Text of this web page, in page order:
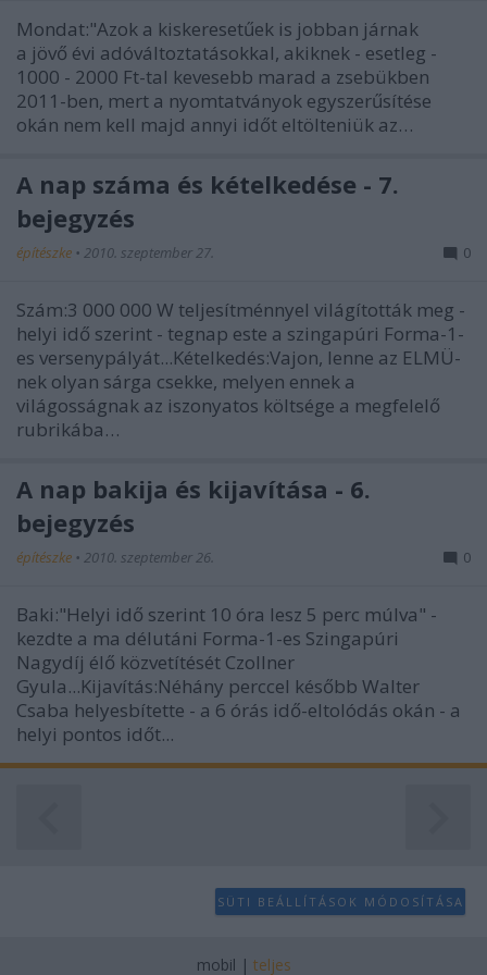
Mondat:"Azok a kiskeresetűek is jobban járnak
a jövő évi adóváltoztatásokkal, akiknek - esetleg -
1000 - 2000 Ft-tal kevesebb marad a zsebükben
2011-ben, mert a nyomtatványok egyszerűsítése
okán nem kell majd annyi időt eltölteniük az…
A nap száma és kételkedése - 7.
bejegyzés
építészke • 2010. szeptember 27. 0
Szám:3 000 000 W teljesítménnyel világították meg -
helyi idő szerint - tegnap este a szingapúri Forma-1-
es versenypályát...Kételkedés:Vajon, lenne az ELMÜ-
nek olyan sárga csekke, melyen ennek a
világosságnak az iszonyatos költsége a megfelelő
rubrikába…
A nap bakija és kijavítása - 6.
bejegyzés
építészke • 2010. szeptember 26. 0
Baki:"Helyi idő szerint 10 óra lesz 5 perc múlva" -
kezdte a ma délutáni Forma-1-es Szingapúri
Nagydíj élő közvetítését Czollner
Gyula...Kijavítás:Néhány perccel később Walter
Csaba helyesbítette - a 6 órás idő-eltolódás okán - a
helyi pontos időt...
SÜTI BEÁLLÍTÁSOK MÓDOSÍTÁSA
mobil | teljes